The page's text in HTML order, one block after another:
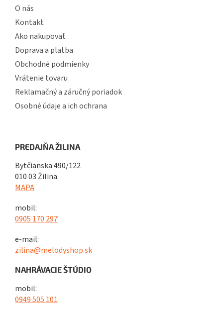
O nás
Kontakt
Ako nakupovať
Doprava a platba
Obchodné podmienky
Vrátenie tovaru
Reklamačný a záručný poriadok
Osobné údaje a ich ochrana
PREDAJŇA ŽILINA
Bytčianska 490/122
010 03 Žilina
MAPA
mobil:
0905 170 297
e-mail:
zilina@melodyshop.sk
NAHRÁVACIE ŠTÚDIO
mobil:
0949 505 101